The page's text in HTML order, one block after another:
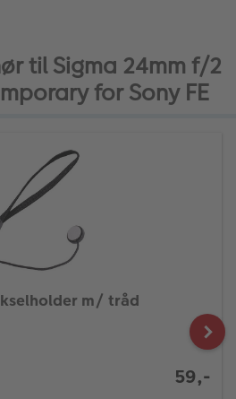
til Sigma 24mm f/2
for Sony FE
m/ tråd
59,-